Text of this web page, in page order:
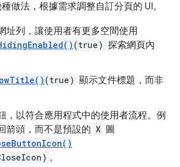
做法，根據需求調整自訂分頁的 UI。
址列，讓使用者有更多空間使用
(true) 探索網頁內
(true) 顯示文件標題，而非
，以符合應用程式中的使用者流程。例
箭頭，而不是預設的 X 圖
。